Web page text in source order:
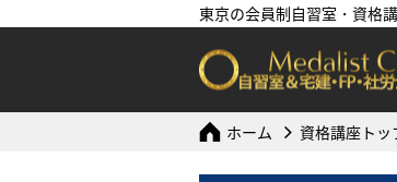
東京の会員制自習室・資格
ホーム 資格講座トッ